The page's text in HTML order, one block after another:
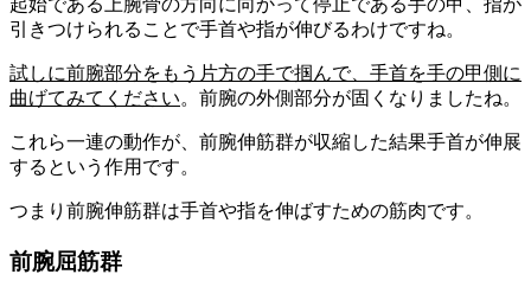
起始である上腕骨の方向に向かって停止である手の甲、指が
引きつけられることで手首や指が伸びるわけですね。
試しに前腕部分をもう片方の手で掴んで、手首を手の甲側に
曲げてみてください。前腕の外側部分が固くなりましたね。
これら一連の動作が、前腕伸筋群が収縮した結果手首が伸展
するという作用です。
つまり 前腕伸筋群は手首や指を伸ばすための筋肉です。
前腕屈筋群